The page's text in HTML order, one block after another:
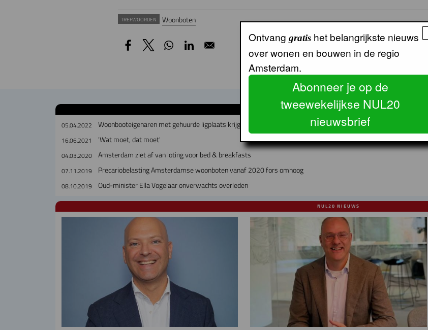
TREFWOORDEN Woonboten
GERELATEERDE ARTIKELEN
05.04.2022 Woonbooteigenaren met gehuurde ligplaats krijgen meer rechten
16.06.2021 'Wat moet, dat moet'
04.03.2020 Amsterdam ziet af van loting voor bed & breakfasts
07.11.2019 Precariobelasting Amsterdamse woonboten vanaf 2020 fors omhoog
08.10.2019 Oud-minister Ella Vogelaar onverwachts overleden
NUL20 NIEUWS
Ontvang gratis het belangrijkste nieuws
over wonen en bouwen in de regio
Amsterdam.
Abonneer je op de
tweewekelijkse NUL20
nieuwsbrief